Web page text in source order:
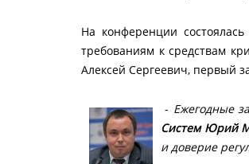
На конференции
требованиям к средствам
Алексей Сергеевич, первый
- Ежегодные
Систем Юрий
и доверие